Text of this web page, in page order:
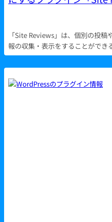
「Site Reviews」は、個別の投
報の収集・表示をすることができ